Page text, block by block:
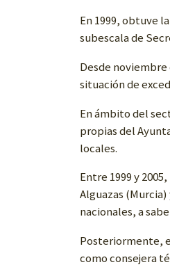
En 1999, obtuve
subescala de
Desde
situación de
En ámbito del
propias del
locales.
Entre 1999 y
Alguazas
nacionales, a
Posteriormente,
como consejera